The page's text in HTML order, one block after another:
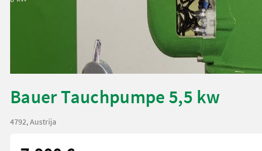
Bauer Tauchpumpe 5,5 kw
4792, Austrija